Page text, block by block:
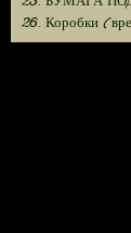
26. Коробки